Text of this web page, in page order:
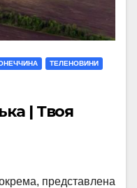
ТЕЛЕНОВИНИ
| Твоя
представлена